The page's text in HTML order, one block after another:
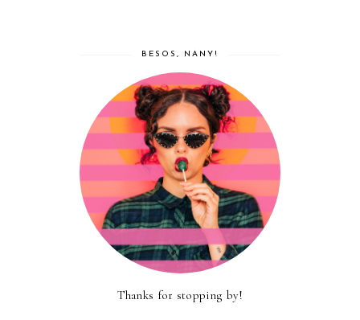
BESOS, NANY!
Thanks for stopping by!